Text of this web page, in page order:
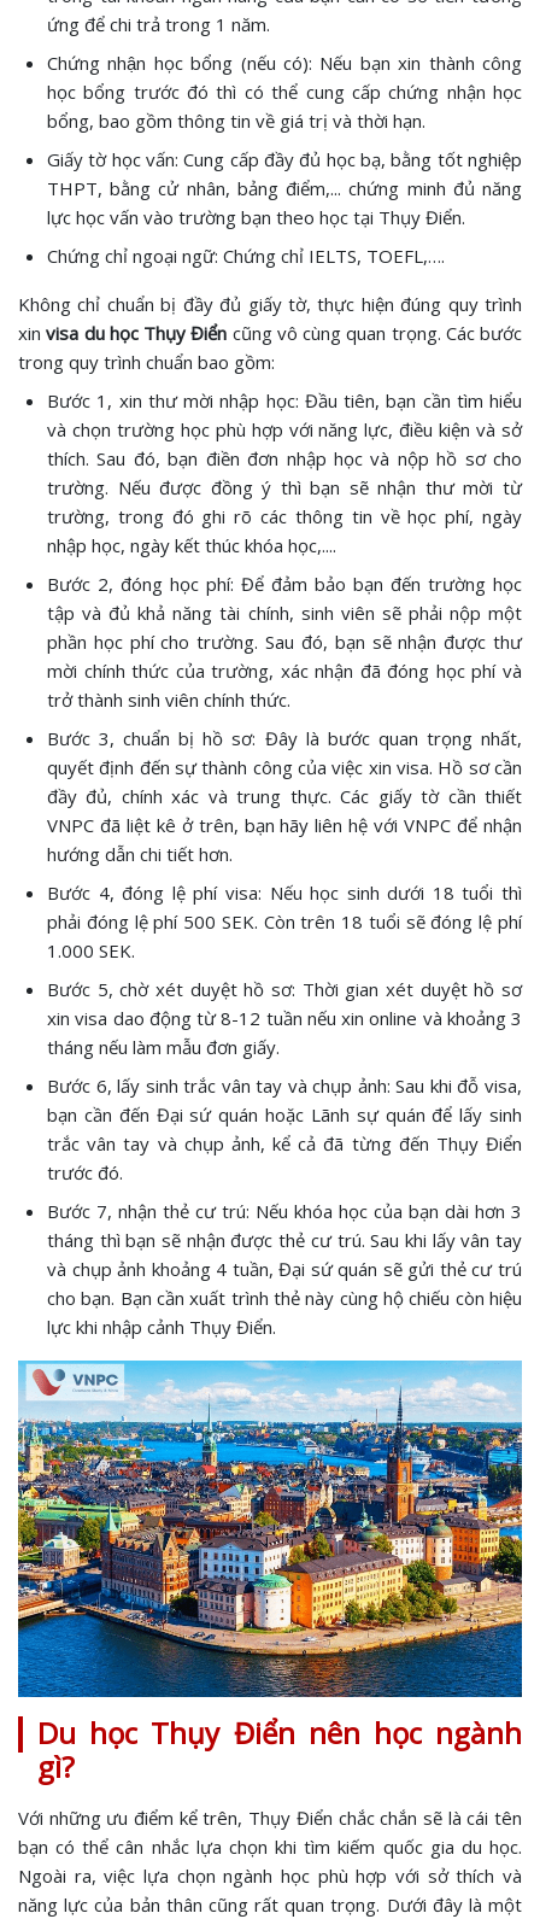
ứng để chi trả trong 1 năm.
Chứng nhận học bổng (nếu có): Nếu bạn xin thành công
học bổng trước đó thì có thể cung cấp chứng nhận học
bổng, bao gồm thông tin về giá trị và thời hạn.
Giấy tờ học vấn: Cung cấp đầy đủ học bạ, bằng tốt nghiệp
THPT, bằng cử nhân, bảng điểm,... chứng minh đủ năng
lực học vấn vào trường bạn theo học tại Thụy Điển.
Chứng chỉ ngoại ngữ: Chứng chỉ IELTS, TOEFL,….
Không chỉ chuẩn bị đầy đủ giấy tờ, thực hiện đúng quy trình
xinvisa du học Thụy Điển cũng vô cùng quan trọng. Các bước
trong quy trình chuẩn bao gồm:
Bước 1, xin thư mời nhập học: Đầu tiên, bạn cần tìm hiểu
và chọn trường học phù hợp với năng lực, điều kiện và sở
thích. Sau đó, bạn điền đơn nhập học và nộp hồ sơ cho
trường. Nếu được đồng ý thì bạn sẽ nhận thư mời từ
trường, trong đó ghi rõ các thông tin về học phí, ngày
nhập học, ngày kết thúc khóa học,....
Bước 2, đóng học phí: Để đảm bảo bạn đến trường học
tập và đủ khả năng tài chính, sinh viên sẽ phải nộp một
phần học phí cho trường. Sau đó, bạn sẽ nhận được thư
mời chính thức của trường, xác nhận đã đóng học phí và
trở thành sinh viên chính thức.
Bước 3, chuẩn bị hồ sơ: Đây là bước quan trọng nhất,
quyết định đến sự thành công của việc xin visa. Hồ sơ cần
đầy đủ, chính xác và trung thực. Các giấy tờ cần thiết
VNPC đã liệt kê ở trên, bạn hãy liên hệ với VNPC để nhận
hướng dẫn chi tiết hơn.
Bước 4, đóng lệ phí visa: Nếu học sinh dưới 18 tuổi thì
phải đóng lệ phí 500 SEK. Còn trên 18 tuổi sẽ đóng lệ phí
1.000 SEK.
Bước 5, chờ xét duyệt hồ sơ: Thời gian xét duyệt hồ sơ
xin visa dao động từ 8-12 tuần nếu xin online và khoảng 3
tháng nếu làm mẫu đơn giấy.
Bước 6, lấy sinh trắc vân tay và chụp ảnh: Sau khi đỗ visa,
bạn cần đến Đại sứ quán hoặc Lãnh sự quán để lấy sinh
trắc vân tay và chụp ảnh, kể cả đã từng đến Thụy Điển
trước đó.
Bước 7, nhận thẻ cư trú: Nếu khóa học của bạn dài hơn 3
tháng thì bạn sẽ nhận được thẻ cư trú. Sau khi lấy vân tay
và chụp ảnh khoảng 4 tuần, Đại sứ quán sẽ gửi thẻ cư trú
cho bạn. Bạn cần xuất trình thẻ này cùng hộ chiếu còn hiệu
lực khi nhập cảnh Thụy Điển.
Du học Thụy Điển nên học ngành
gì?
Với những ưu điểm kể trên, Thụy Điển chắc chắn sẽ là cái tên
bạn có thể cân nhắc lựa chọn khi tìm kiếm quốc gia du học.
Ngoài ra, việc lựa chọn ngành học phù hợp với sở thích và
năng lực của bản thân cũng rất quan trọng. Dưới đây là một